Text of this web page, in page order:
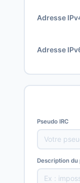
Adresse
Adresse
Pseudo IRC
Description du